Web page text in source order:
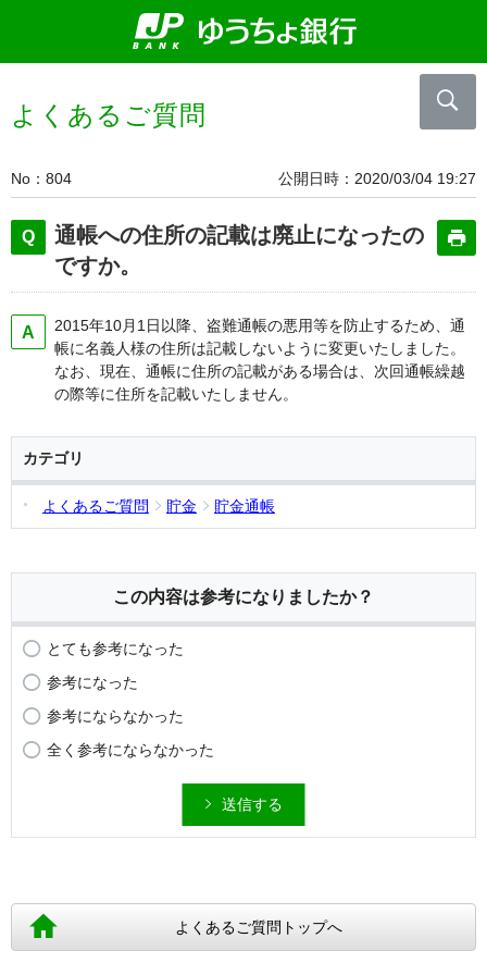
よくあるご質問
No 804 公開日時 2020/03/04 19:27
通帳への住所の記載は廃止になったの
ですか。
2015年10月1日以降、盗難通帳の悪用等を防止するため、通
帳に名義人様の住所は記載しないように変更いたしました。
なお、現在、通帳に住所の記載がある場合は、次回通帳繰越
の際等に住所を記載いたしません。
カテゴリ
よくあるご質問 貯金 貯金通帳
この内容は参考になりましたか？
とても参考になった
参考になった
参考にならなかった
全く参考にならなかった
送信する
よくあるご質問トップへ